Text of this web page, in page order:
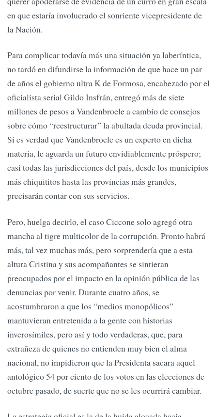
en que estaría involucrado el sonriente vicepresidente de
la Nación.
Para complicar todavía más una situación ya laberíntica,
no tardó en difundirse la información de que hace un par
de años el gobierno ultra K de Formosa, encabezado por el
oficialista serial Gildo Insfrán, entregó más de siete
millones de pesos a Vandenbroele a cambio de consejos
sobre cómo “reestructurar” la abultada deuda provincial.
Si es verdad que Vandenbroele es un experto en dicha
materia, le aguarda un futuro envidiablemente próspero;
casi todas las jurisdicciones del país, desde los municipios
más chiquititos hasta las provincias más grandes,
precisarán contar con sus servicios.
Pero, huelga decirlo, el caso Ciccone solo agregó otra
mancha al tigre multicolor de la corrupción. Pronto habrá
más, tal vez muchas más, pero sorprendería que a esta
altura Cristina y sus acompañantes se sintieran
preocupados por el impacto en la opinión pública de las
denuncias por venir. Durante cuatro años, se
acostumbraron a que los “medios monopólicos”
mantuvieran entretenida a la gente con historias
inverosímiles, pero así y todo verdaderas, que, para
extrañeza de quienes no entienden muy bien el alma
nacional, no impidieron que la Presidenta sacara aquel
antológico 54 por ciento de los votos en las elecciones de
octubre pasado, de suerte que no se les ocurrirá cambiar.